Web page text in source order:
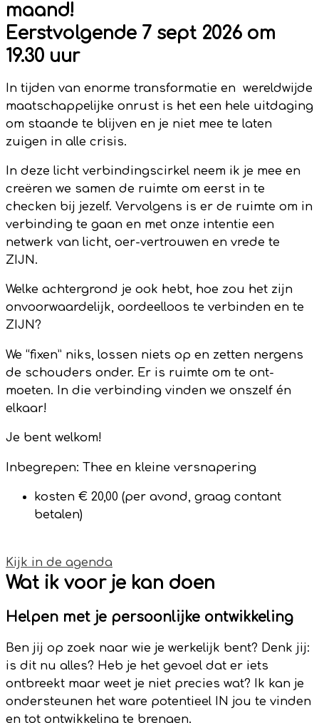
maand!
Eerstvolgende 7 sept 2026 om
19.30 uur
In tijden van enorme transformatie en wereldwijde
maatschappelijke onrust is het een hele uitdaging
om staande te blijven en je niet mee te laten
zuigen in alle crisis.
In deze licht verbindingscirkel neem ik je mee en
creëren we samen de ruimte om eerst in te
checken bij jezelf. Vervolgens is er de ruimte om in
verbinding te gaan en met onze intentie een
netwerk van licht, oer-vertrouwen en vrede te
ZIJN.
Welke achtergrond je ook hebt, hoe zou het zijn
onvoorwaardelijk, oordeelloos te verbinden en te
ZIJN?
We “fixen” niks, lossen niets op en zetten nergens
de schouders onder. Er is ruimte om te ont-
moeten. In die verbinding vinden we onszelf én
elkaar!
Je bent welkom!
Inbegrepen: Thee en kleine versnapering
kosten € 20,00 (per avond, graag contant
betalen)
Kijk in de agenda
Wat ik voor je kan doen
Helpen met je persoonlijke ontwikkeling
Ben jij op zoek naar wie je werkelijk bent? Denk jij:
is dit nu alles? Heb je het gevoel dat er iets
ontbreekt maar weet je niet precies wat? Ik kan je
ondersteunen het ware potentieel IN jou te vinden
en tot ontwikkeling te brengen.